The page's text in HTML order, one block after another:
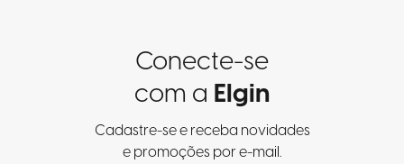
Conecte-se
com a Elgin
Cadastre-se e receba novidades
e promoções por e-mail.